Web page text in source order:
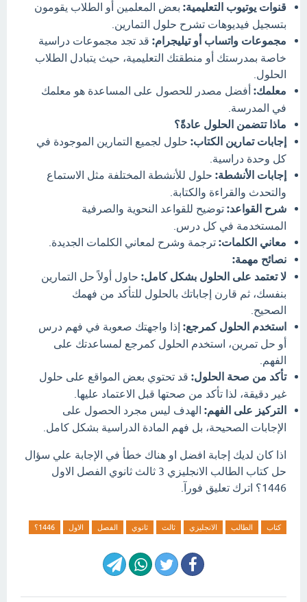
قنوات يوتيوب التعليمية: بعض المعلمين أو الطلاب يقومون
بتسجيل فيديوهات تشرح حلول التمارين.
مجموعات واتساب أو تيليجرام: قد تجد مجموعات دراسية
خاصة بمدرستك أو منطقتك التعليمية، حيث يتبادل الطلاب
الحلول.
معلمك: أفضل مصدر للحصول على المساعدة هو معلمك
في المدرسة.
ماذا تتضمن الحلول عادةً؟
إجابات تمارين الكتاب: حلول لجميع التمارين الموجودة في
كل وحدة دراسية.
إجابات الأنشطة: حلول للأنشطة المختلفة مثل الاستماع
والتحدث والقراءة والكتابة.
شرح القواعد: توضيح للقواعد النحوية والصرفية
المستخدمة في كل درس.
معاني الكلمات: ترجمة وشرح لمعاني الكلمات الجديدة.
نصائح مهمة:
لا تعتمد على الحلول بشكل كامل: حاول أولاً حل التمارين
بنفسك، ثم قارن إجاباتك بالحلول للتأكد من فهمك
الصحيح.
استخدم الحلول كمرجع: إذا واجهتك صعوبة في فهم درس
أو حل تمرين، استخدم الحلول كمرجع لمساعدتك على
الفهم.
تأكد من صحة الحلول: قد تحتوي بعض المواقع على حلول
غير دقيقة، لذا تأكد من صحتها قبل الاعتماد عليها.
التركيز على الفهم: الهدف ليس مجرد الحصول على
الإجابات الصحيحة، بل فهم المادة الدراسية بشكل كامل.
اذا كان لديك إجابة افضل او هناك خطأ في الإجابة علي سؤال
حل كتاب الطالب الانجليزي 3 ثالث ثانوي الفصل الاول
1446؟ اترك تعليق فورآ.
كتاب الطالب الانجليزي ثالث ثانوي الفصل الاول 1446؟